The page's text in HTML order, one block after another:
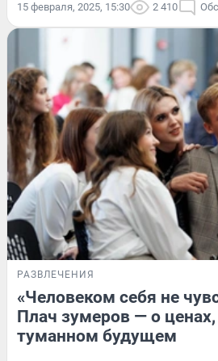
15 февраля, 2025, 15:30 2 410
РАЗВЛЕЧЕНИЯ
«Человеком себя не
Плач зумеров — о ценах,
туманном будущем